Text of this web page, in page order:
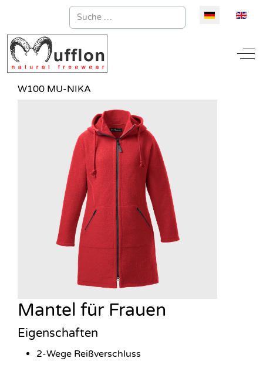
Suchen Sprache
W100 MU-NIKA
Mantel für Frauen
Eigenschaften
2-Wege Reißverschluss